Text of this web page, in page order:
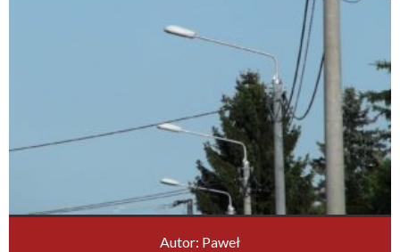
Autor: Paweł